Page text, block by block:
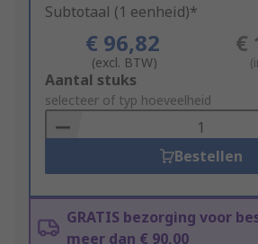
Subtotaal (1 eenheid)*
€ 96,82
(excl. BTW)
€
Add
to
Basket
Aantal stuks
selecteer of typ hoeveelheid
Bestellen
GRATIS bezorging voor
meer dan € 90,00